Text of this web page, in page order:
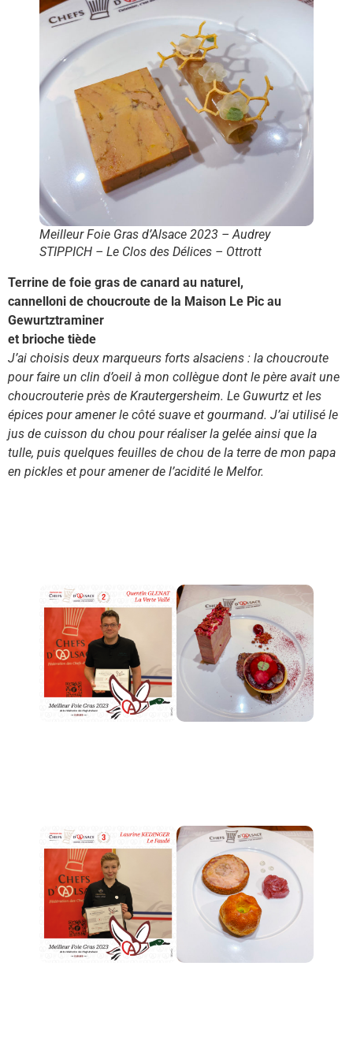
Meilleur Foie Gras d’Alsace 2023 – Audrey
STIPPICH – Le Clos des Délices – Ottrott
Terrine de foie gras de canard au naturel,
cannelloni de choucroute de la Maison Le Pic au
Gewurtztraminer
et brioche tiède
J’ai choisis deux marqueurs forts alsaciens : la choucroute
pour faire un clin d’oeil à mon collègue dont le père avait une
choucrouterie près de Krautergersheim. Le Guwurtz et les
épices pour amener le côté suave et gourmand. J’ai utilisé le
jus de cuisson du chou pour réaliser la gelée ainsi que la
tulle, puis quelques feuilles de chou de la terre de mon papa
en pickles et pour amener de l’acidité le Melfor.